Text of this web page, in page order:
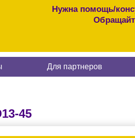
Нужна помощь/
Для партнеров
45